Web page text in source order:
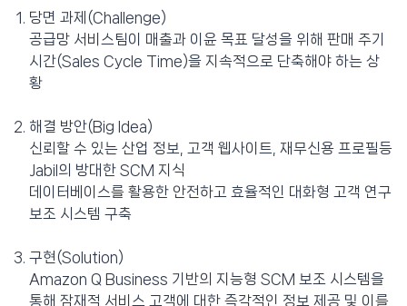
당면 과제(Challenge)
공급망 서비스팀이 매출과 이윤 목표 달성을 위해 판매 주기
시간(Sales Cycle Time)을 지속적으로 단축해야 하는 상
황
해결 방안(Big Idea)
신뢰할 수 있는 산업 정보, 고객 웹사이트, 재무신용 프로필등
Jabil의 방대한 SCM 지식
데이터베이스를 활용한 안전하고 효율적인 대화형 고객 연구
보조 시스템 구축
구현(Solution)
Amazon Q Business 기반의 지능형 SCM 보조 시스템을
통해 잠재적 서비스 고객에 대한 즉각적인 정보 제공 및 이를